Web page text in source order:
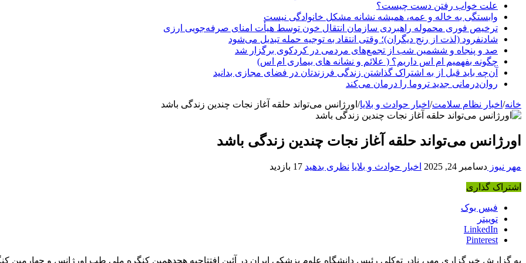
علت خواب رفتن دست چیست؟
وابستگی به خاله و عمه، همیشه نشانه مشکل خانوادگی نیست
ترخیص فوری محموله راهبردی سازمان انتقال خون توسط هیأت امنای صرفه‌جویی ارزی
شادنفرود (لذت از رنج دیگران)؛ وقتی انتقاد به توجیه حمله تبدیل می‌شود
صد و پنجاه‌ و ششمین شب از تجمع‌های مردمی در کردکوی برگزار شد
چگونه بفهمیم ام اس داریم؟ ( علائم و نشانه های بیماری ام اس)
آن‌چه باید قبل از به اشتراک گذاشتن زندگی فرزندتان در فضای مجازی بدانید
روان‌درمانی جدید تروما را درمان می‌کند
خانه/ اخبار نظام سلامت/ اخبار حوادث و بلایا/ اورژانس می‌تواند حلقه آغاز نجات چندین زندگی باشد
اورژانس می‌تواند حلقه آغاز نجات چندین زندگی باشد
مهر نیوز دسامبر 24, 2025 اخبار حوادث و بلایا نظری بدهید 17 بازدید
اشتراک گذاری
فیس بوک
توییتر
LinkedIn
Pinterest
به گزارش خبرگزاری مهر، نادر توکلی رئیس دانشگاه علوم پزشکی ایران در آئین افتتاحیه هجدهمین کنگره ملی طب اورژانس و چهارمین